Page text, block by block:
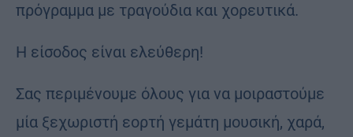
πρόγραμμα με τραγούδια και χορευτικά.
Η είσοδος είναι ελεύθερη!
Σας περιμένουμε όλους για να μοιραστούμε
μία ξεχωριστή εορτή γεμάτη μουσική, χαρά,